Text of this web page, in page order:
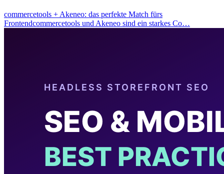
commercetools + Akeneo: das perfekte Match fürs
Frontendcommercetools und Akeneo sind ein starkes Co…